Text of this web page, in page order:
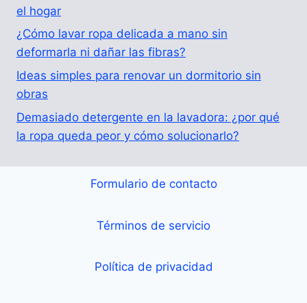
el hogar
¿Cómo lavar ropa delicada a mano sin
deformarla ni dañar las fibras?
Ideas simples para renovar un dormitorio sin
obras
Demasiado detergente en la lavadora: ¿por qué
la ropa queda peor y cómo solucionarlo?
Formulario de contacto
Términos de servicio
Política de privacidad